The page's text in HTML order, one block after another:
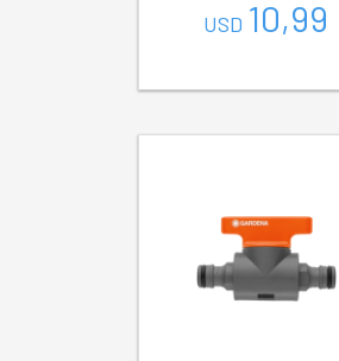
USD 10,99